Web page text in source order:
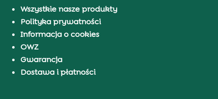
Wszystkie nasze produkty
Polityka prywatności
Informacja o cookies
OWZ
Gwarancja
Dostawa i płatności